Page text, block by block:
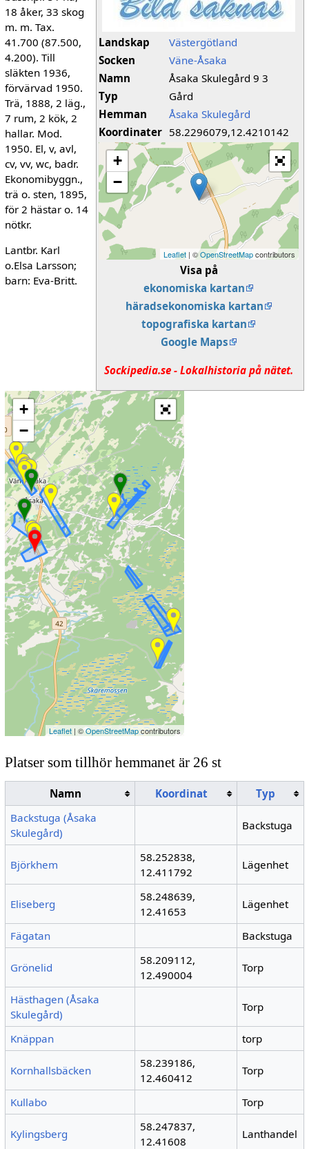
Landskap
Västergötland
Socken
Väne-Åsaka
Namn
Åsaka Skulegård 9 3
Typ
Gård
Hemman
Åsaka Skulegård
Koordinater 58.2296079,12.4210142
+
−
Leaflet | ©OpenStreetMapcontributors
Visa på
ekonomiska kartan
häradsekonomiska kartan
topografiska kartan
Google Maps
Sockipedia.se - Lokalhistoria på nätet.
18 åker, 33 skog
m. m. Tax.
41.700 (87.500,
4.200). Till
släkten 1936,
förvärvad 1950.
Trä, 1888, 2 läg.,
7 rum, 2 kök, 2
hallar. Mod.
1950. El, v, avl,
cv, vv, wc, badr.
Ekonomibyggn.,
trä o. sten, 1895,
för 2 hästar o. 14
nötkr.
Lantbr. Karl
o.Elsa Larsson;
barn: Eva-Britt.
+
−
Leaflet | ©OpenStreetMapcontributors
Platser som tillhör hemmanet är 26 st
Namn Koordinat
Typ
Backstuga (Åsaka
Skulegård)
Backstuga
Björkhem
58.252838,
12.411792
Lägenhet
Eliseberg
58.248639,
12.41653
Lägenhet
Fägatan Backstuga
Grönelid
58.209112,
12.490004
Torp
Hästhagen (Åsaka
Skulegård)
Torp
Knäppan torp
Kornhallsbäcken
58.239186,
12.460412
Torp
Kullabo Torp
Kylingsberg
58.247837,
12.41608
Lanthandel